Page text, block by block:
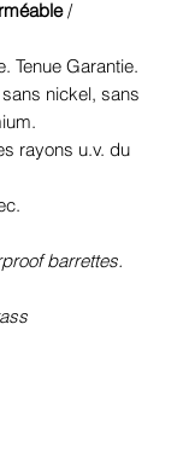
/
Tenue Garantie.
nickel, sans
rayons u.v. du
barrettes.